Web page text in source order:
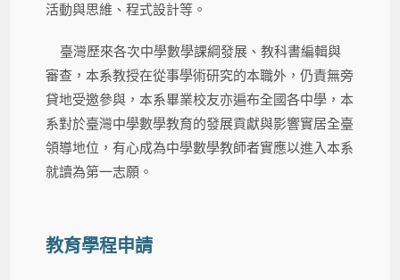
活動與思維、程式設計等。
臺灣歷來各次中學數學課綱發展、教科書編輯與
審查，本系教授在從事學術研究的本職外，仍責無旁
貸地受邀參與，本系畢業校友亦遍布全國各中學，本
系對於臺灣中學數學教育的發展貢獻與影響實居全臺
領導地位，有心成為中學數學教師者實應以進入本系
就讀為第一志願。
教育學程申請